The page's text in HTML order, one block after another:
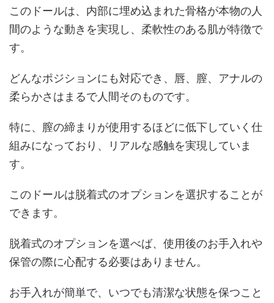
このドールは、内部に埋め込まれた骨格が本物の人
間のような動きを実現し、柔軟性のある肌が特徴で
す。
どんなポジションにも対応でき、唇、膣、アナルの
柔らかさはまるで人間そのものです。
特に、膣の締まりが使用するほどに低下していく仕
組みになっており、リアルな感触を実現していま
す。
このドールは脱着式のオプションを選択することが
できます。
脱着式のオプションを選べば、使用後のお手入れや
保管の際に心配する必要はありません。
お手入れが簡単で、いつでも清潔な状態を保つこと